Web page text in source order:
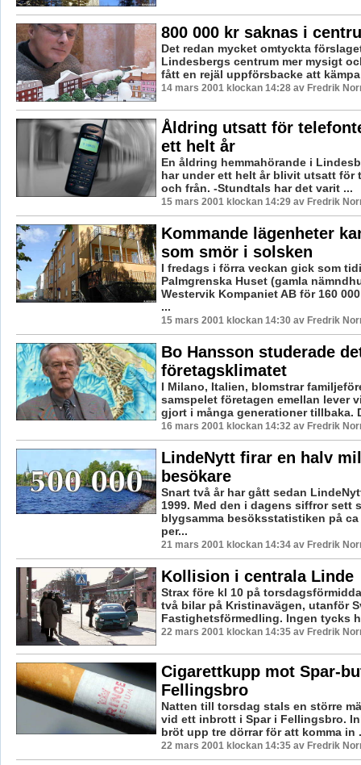
800 000 kr saknas i
Det redan mycket omtyckta
Lindesbergs centrum mer mysigt
fått en rejäl uppförsbacke att
14 mars 2001 klockan 14:28 av Fredrik
Åldring utsatt för
ett helt år
En åldring hemmahörande i
har under ett helt år blivit utsatt för
och från. -Stundtals har det varit ...
15 mars 2001 klockan 14:29 av Fredrik
Kommande lägenheter
som smör i solsken
I fredags i förra veckan gick som
Palmgrenska Huset (gamla
Westervik Kompaniet AB för 160
...
15 mars 2001 klockan 14:30 av Fredrik
Bo Hansson studerade
företagsklimatet
I Milano, Italien, blomstrar
samspelet företagen emellan lever
gjort i många generationer tillbaka.
16 mars 2001 klockan 14:32 av Fredrik
LindeNytt firar en halv
besökare
Snart två år har gått sedan
1999. Med den i dagens siffror sett
blygsamma besöksstatistiken på ca
per...
21 mars 2001 klockan 14:34 av Fredrik
Kollision i centrala Linde
Strax före kl 10 på
två bilar på Kristinavägen, utanför
Fastighetsförmedling. Ingen tycks
22 mars 2001 klockan 14:35 av Fredrik
Cigarettkupp mot Spar-
Fellingsbro
Natten till torsdag stals en större
vid ett inbrott i Spar i Fellingsbro.
bröt upp tre dörrar för att komma in
22 mars 2001 klockan 14:35 av Fredrik